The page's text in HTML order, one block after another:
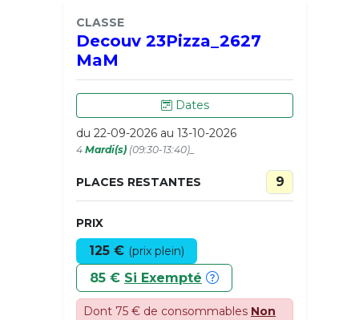
CLASSE
Decouv 23Pizza_2627
MaM
Dates
du 22-09-2026 au 13-10-2026
4 Mardi(s) (09:30-13:40)_
PLACES RESTANTES 9
PRIX
125 € (prix plein)
85 € Si Exempté
Dont 75 € de consommables Non